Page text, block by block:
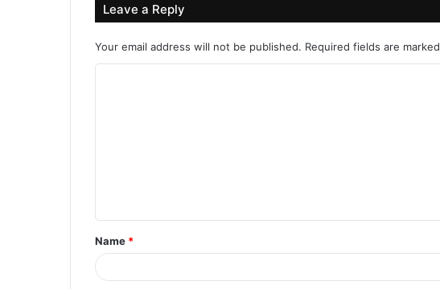
Leave a Reply
Your email address will not be published. Required fields are marked
t
*
Name *